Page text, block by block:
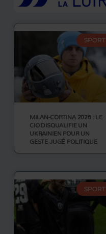
SPORT
MILAN-CORTINA 2026 : LE
CIO DISQUALIFIE UN
UKRAINIEN POUR UN
GESTE JUGÉ POLITIQUE
SPORT